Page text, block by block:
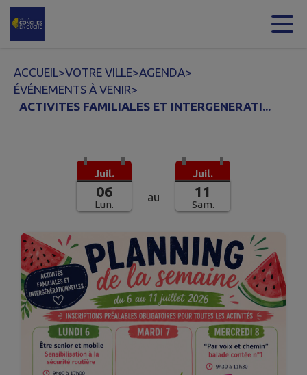
Contenu
ACCUEIL>VOTRE VILLE>AGENDA>
ÉVÉNEMENTS À VENIR>
ACTIVITES FAMILIALES ET INTERGENERATI...
Juil.
06
Lun.
au
Juil.
11
Sam.